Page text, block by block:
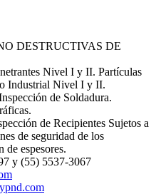
DESTRUCTIVAS DE
Nivel I y II. Partículas
Industrial Nivel I y II.
de Soldadura.
de Recipientes Sujetos a
de seguridad de los
de espesores.
y (55) 5537-3067